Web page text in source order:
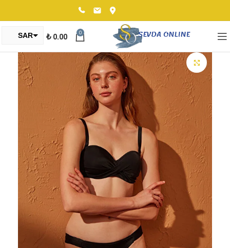
0
₺0.00
SAR
TRY
Click to enlarge